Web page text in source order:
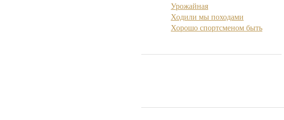
Урожайная
Ходили мы походами
Хорошо спортсменом быть